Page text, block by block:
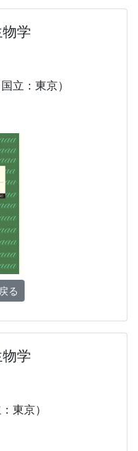
学
立：東京）
る
学
東京）